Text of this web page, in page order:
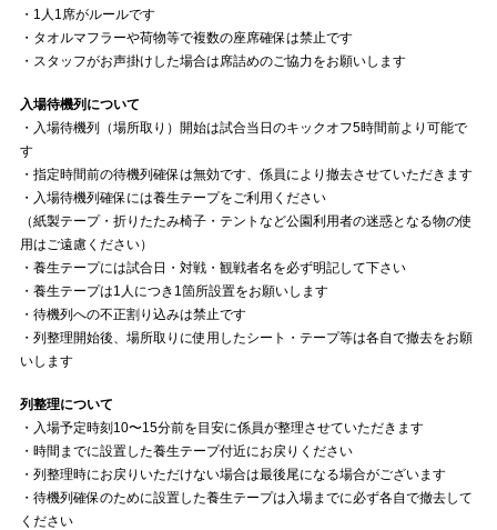
・1人1席がルールです
・タオルマフラーや荷物等で複数の座席確保は禁止です
・スタッフがお声掛けした場合は席詰めのご協力をお願いします
入場待機列について
・入場待機列（場所取り）開始は試合当日のキックオフ5時間前より可能で
す
・指定時間前の待機列確保は無効です、係員により撤去させていただきます
・入場待機列確保には養生テープをご利用ください
（紙製テープ・折りたたみ椅子・テントなど公園利用者の迷惑となる物の使
用はご遠慮ください）
・養生テープには試合日・対戦・観戦者名を必ず明記して下さい
・養生テープは1人につき1箇所設置をお願いします
・待機列への不正割り込みは禁止です
・列整理開始後、場所取りに使用したシート・テープ等は各自で撤去をお願
いします
列整理について
・入場予定時刻10〜15分前を目安に係員が整理させていただきます
・時間までに設置した養生テープ付近にお戻りください
・列整理時にお戻りいただけない場合は最後尾になる場合がございます
・待機列確保のために設置した養生テープは入場までに必ず各自で撤去して
ください